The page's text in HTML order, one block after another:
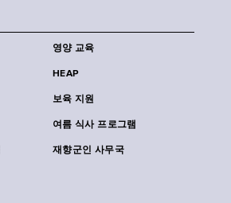
영양 교육
HEAP
보육 지원
여름 식사 프로그램
재향군인 사무국